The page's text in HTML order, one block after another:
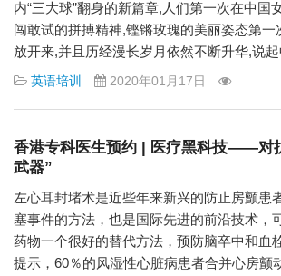
内“三大球”翻身的新篇章,人们第一次在中国
闯敢试的拼搏精神,铿锵玫瑰的美丽姿态第一
放开来,并且历经漫长岁月依然不断升华,说
英语培训 2020年01月17日
香港专科医生预约 | 医疗黑科技——对
武器”
左心耳封堵术是近些年来新兴的防止房颤患
塞事件的方法，也是国际先进的前沿技术，
药物一个很好的替代方法，预防脑卒中和血
提示，60％的风湿性心脏病患者合并心房颤